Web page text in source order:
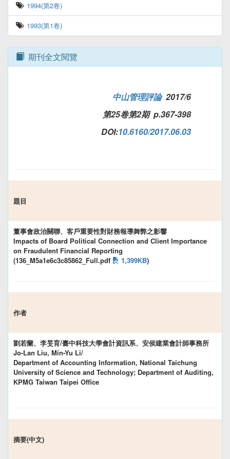
1994(第2卷)
1993(第1卷)
期刊全文閱覽
中山管理評論2017/6
第25卷第2期 p.367-398
DOI:10.6160/2017.06.03
題目
董事會政治關聯、客戶重要性對財務報導舞弊之影響
Impacts of Board Political Connection and Client Importance
on Fraudulent Financial Reporting
(136_M5a1e6c3c85862_Full.pdf
1,399KB)
作者
劉若蘭、李旻育/臺中科技大學會計資訊系、安侯建業會計師事務所
Jo-Lan Liu, Min-Yu Li/
Department of Accounting Information, National Taichung
University of Science and Technology; Department of Auditing,
KPMG Taiwan Taipei Office
摘要(中文)